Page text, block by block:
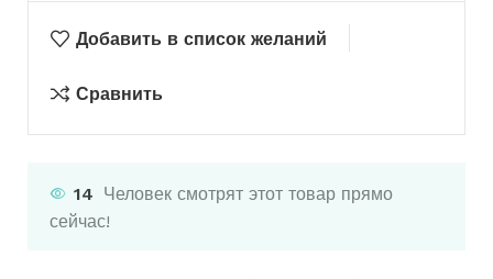
Добавить в список желаний
Сравнить
14 Человек смотрят этот товар прямо
сейчас!